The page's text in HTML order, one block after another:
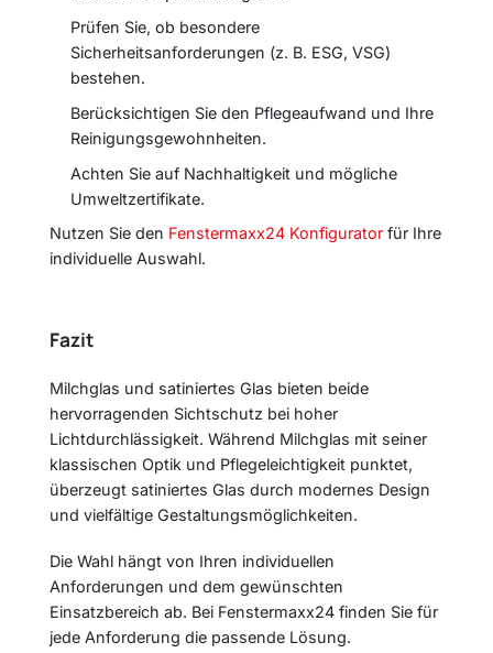
Prüfen Sie, ob besondere
Sicherheitsanforderungen (z. B. ESG, VSG)
bestehen.
Berücksichtigen Sie den Pflegeaufwand und Ihre
Reinigungsgewohnheiten.
Achten Sie auf Nachhaltigkeit und mögliche
Umweltzertifikate.
Nutzen Sie den Fenstermaxx24 Konfigurator für Ihre
individuelle Auswahl.
Fazit
Milchglas und satiniertes Glas bieten beide
hervorragenden Sichtschutz bei hoher
Lichtdurchlässigkeit. Während Milchglas mit seiner
klassischen Optik und Pflegeleichtigkeit punktet,
überzeugt satiniertes Glas durch modernes Design
und vielfältige Gestaltungsmöglichkeiten.
Die Wahl hängt von Ihren individuellen
Anforderungen und dem gewünschten
Einsatzbereich ab. Bei Fenstermaxx24 finden Sie für
jede Anforderung die passende Lösung.